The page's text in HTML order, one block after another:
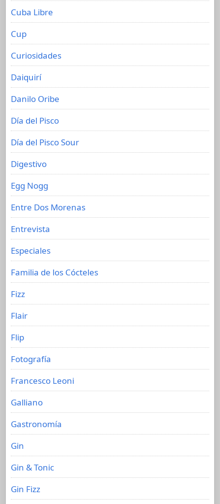
Cuba Libre
Cup
Curiosidades
Daiquirí
Danilo Oribe
Día del Pisco
Día del Pisco Sour
Digestivo
Egg Nogg
Entre Dos Morenas
Entrevista
Especiales
Familia de los Cócteles
Fizz
Flair
Flip
Fotografía
Francesco Leoni
Galliano
Gastronomía
Gin
Gin & Tonic
Gin Fizz